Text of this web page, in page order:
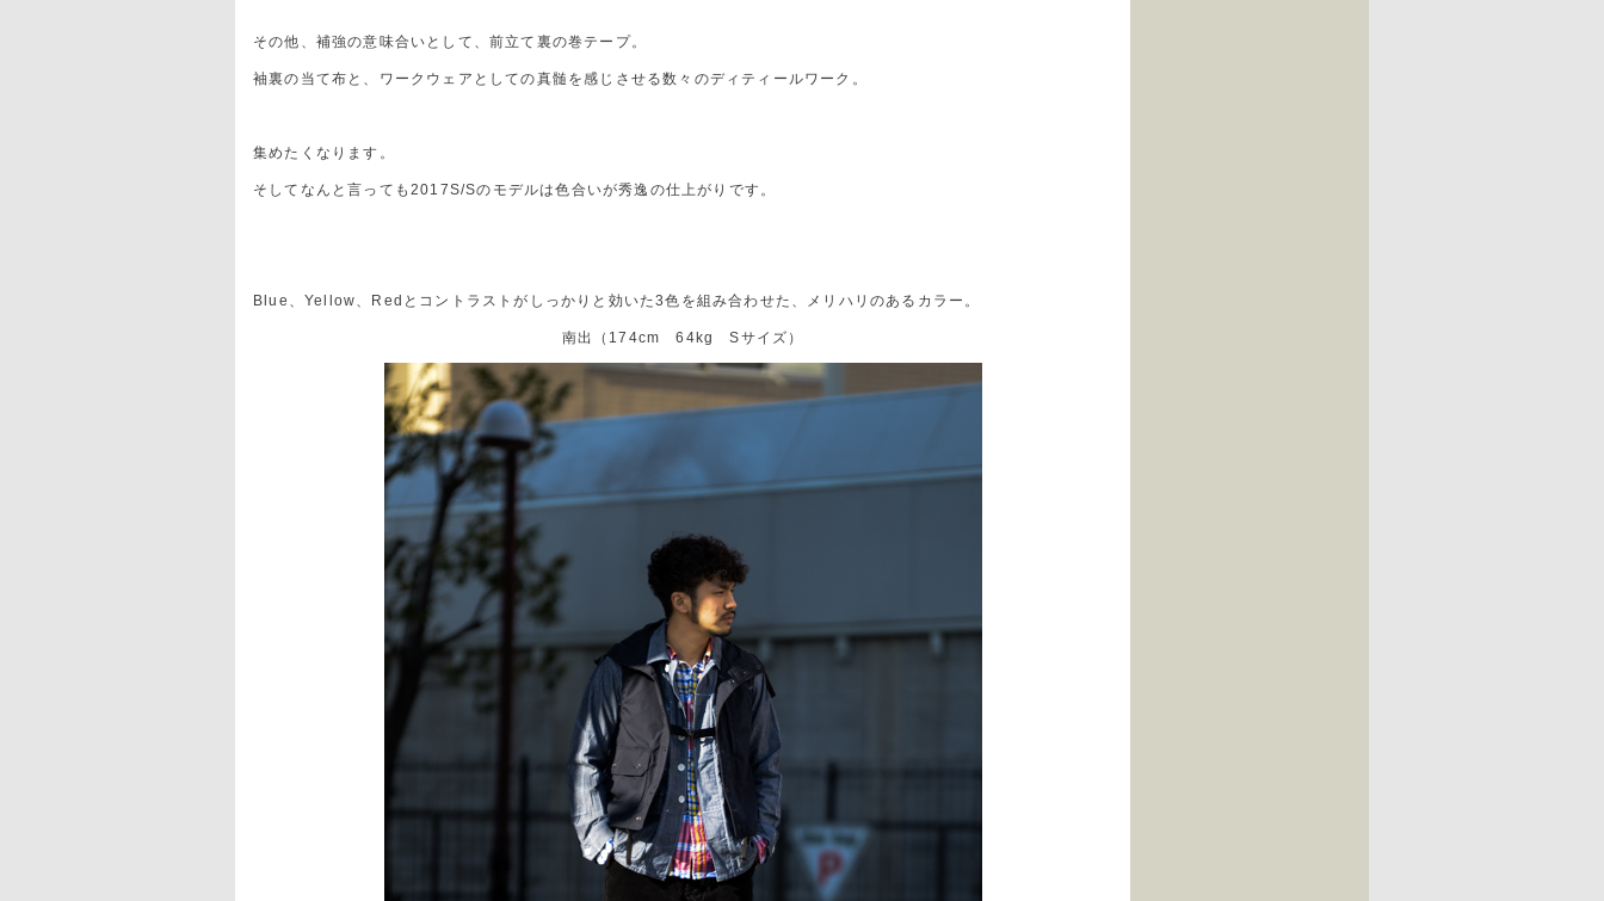
その他、補強の意味合いとして、前立て裏の巻テープ。
袖裏の当て布と、ワークウェアとしての真髄を感じさせる数々のディティールワーク。
集めたくなります。
そしてなんと言っても2017S/Sのモデルは色合いが秀逸の仕上がりです。
Blue、Yellow、Redとコントラストがしっかりと効いた3色を組み合わせた、メリハリのあるカラー。
南出（174cm 64kg Sサイズ）